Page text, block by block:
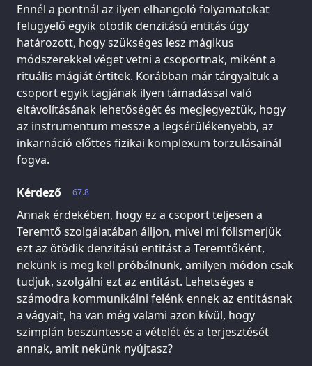
Ennél a pontnál az ilyen elhangoló folyamatokat
felügyelő egyik ötödik denzitású entitás úgy
határozott, hogy szükséges lesz mágikus
módszerekkel véget vetni a csoportnak, miként a
rituális mágiát értitek. Korábban már tárgyaltuk a
csoport egyik tagjának ilyen támadással való
eltávolításának lehetőségét és megjegyeztük, hogy
az instrumentum messze a legsérülékenyebb, az
inkarnáció előttes fizikai komplexum torzulásainál
fogva.
67.8
Kérdező
Annak érdekében, hogy ez a csoport teljesen a
Teremtő szolgálatában álljon, mivel mi fölismerjük
ezt az ötödik denzitású entitást a Teremtőként,
nekünk is meg kell próbálnunk, amilyen módon csak
tudjuk, szolgálni ezt az entitást. Lehetséges e
számodra kommunikálni felénk ennek az entitásnak
a vágyait, ha van még valami azon kívül, hogy
szimplán beszüntesse a vételét és a terjesztését
annak, amit nekünk nyújtasz?